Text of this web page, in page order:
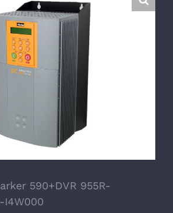
590+DVR 955R-
I4W000